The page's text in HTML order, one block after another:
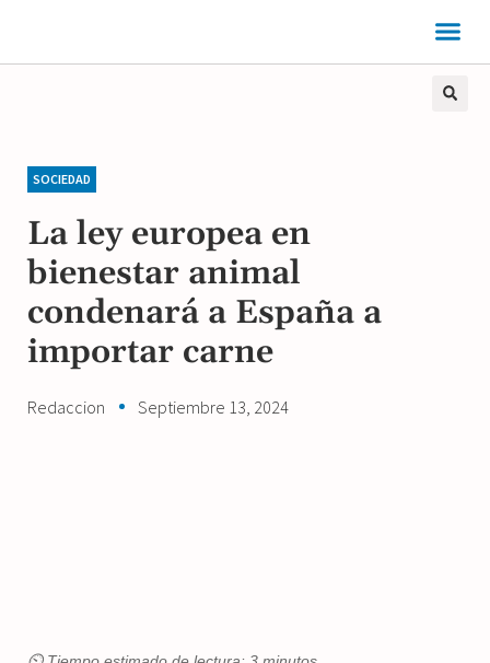
SOCIEDAD
La ley europea en
bienestar animal
condenará a España a
importar carne
Redaccion Septiembre 13, 2024